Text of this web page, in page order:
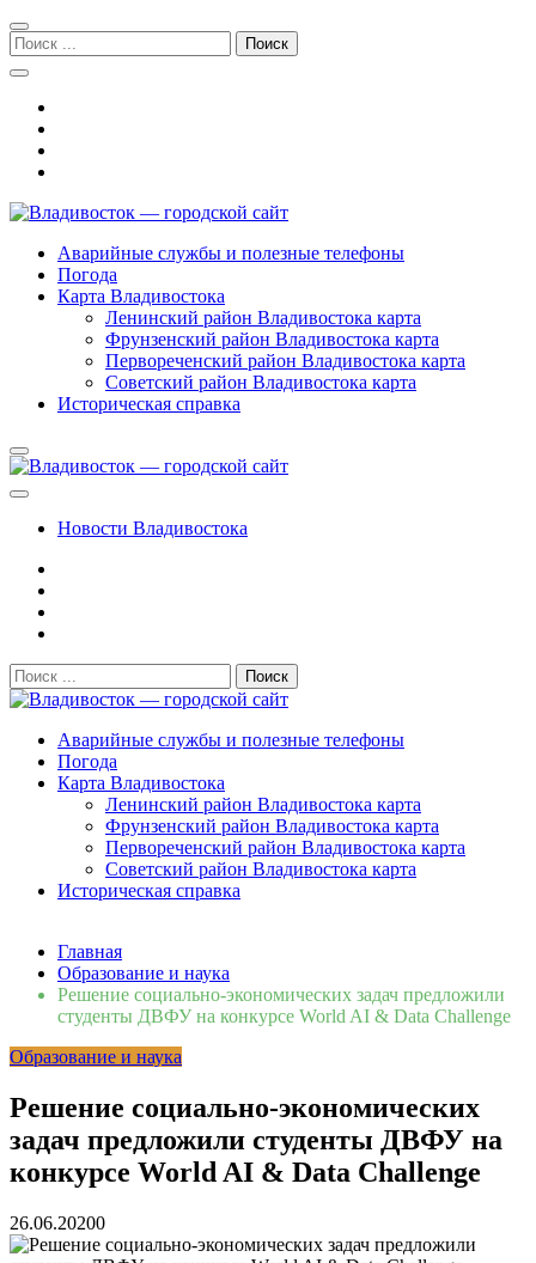
Перейти
к
навигации
Перейти
к
содержимому
Поиск:
Владивосток — городской сайт
Аварийные службы и полезные телефоны
Погода
Карта Владивостока
Ленинский район Владивостока карта
Фрунзенский район Владивостока карта
Первореченский район Владивостока карта
Советский район Владивостока карта
Историческая справка
Новости Владивостока
Поиск:
Владивосток — городской сайт
Аварийные службы и полезные телефоны
Погода
Карта Владивостока
Ленинский район Владивостока карта
Фрунзенский район Владивостока карта
Первореченский район Владивостока карта
Советский район Владивостока карта
Историческая справка
Сломалась бытовая техника во Владивостоке: как
быстро вернуть комфорт в дом и из...06.08.2026
Мобильная реклама на общественном транспорте: как
Во Владивостоке найдут хозяев незаконных сбросов в
Зарядка с полицейскими, бои кудо и семафорная азбука:
во Владивостоке прошла мас...07.07.2026
Вельгодский Олег Николаевич15.03.2026
Бочин Сергей Витальевич
15.03.2026
Ходнева Василиса Валентиновна15.03.2026
Аксенов Александр Валентинович
Русинов Денис Александрович15.03.2026
Главная
Образование и наука
Решение социально-экономических задач предложили
студенты ДВФУ на конкурсе World AI & Data Challenge
Образование и наука
Решение социально-экономических
задач предложили студенты ДВФУ на
конкурсе World AI & Data Challenge
26.06.20200